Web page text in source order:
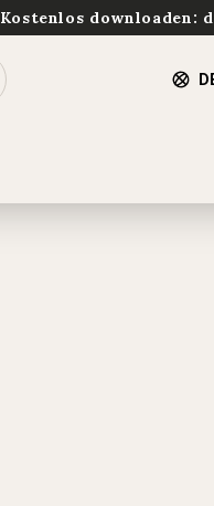
Kostenlos downloaden: